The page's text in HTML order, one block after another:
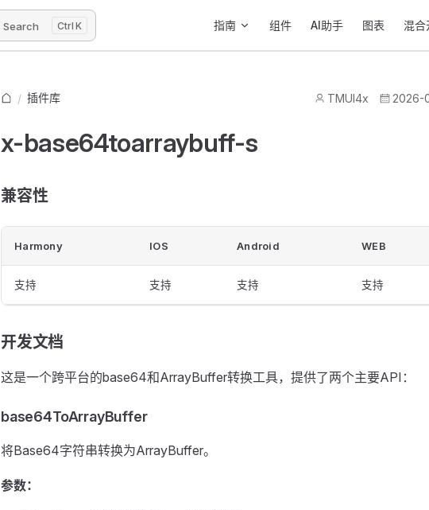
Search K 指南 组件 AI助手 图表 混合
/ 插件库 TMUI4x 2026-
x-base64toarraybuff-s
兼容性
Harmony IOS Android WEB
支持 支持 支持 支持
开发文档
这是一个跨平台的base64和ArrayBuffer转换工具，提供了两个主要API：
base64ToArrayBuffer
将Base64字符串转换为ArrayBuffer。
参数：